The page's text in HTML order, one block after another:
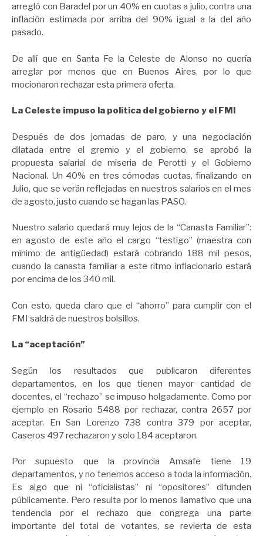
arregló con Baradel por un 40% en cuotas a julio, contra una
inflación estimada por arriba del 90% igual a la del año
pasado.
De allí que en Santa Fe la Celeste de Alonso no quería
arreglar por menos que en Buenos Aires, por lo que
mocionaron rechazar esta primera oferta.
La Celeste impuso la política del gobierno y el FMI
Después de dos jornadas de paro, y una negociación
dilatada entre el gremio y el gobierno, se aprobó la
propuesta salarial de miseria de Perotti y el Gobierno
Nacional. Un 40% en tres cómodas cuotas, finalizando en
Julio, que se verán reflejadas en nuestros salarios en el mes
de agosto, justo cuando se hagan las PASO.
Nuestro salario quedará muy lejos de la “Canasta Familiar”:
en agosto de este año el cargo “testigo” (maestra con
mínimo de antigüedad) estará cobrando 188 mil pesos,
cuando la canasta familiar a este ritmo inflacionario estará
por encima de los 340 mil.
Con esto, queda claro que el “ahorro” para cumplir con el
FMI saldrá de nuestros bolsillos.
La “aceptación”
Según los resultados que publicaron diferentes
departamentos, en los que tienen mayor cantidad de
docentes, el “rechazo” se impuso holgadamente. Como por
ejemplo en Rosario 5488 por rechazar, contra 2657 por
aceptar. En San Lorenzo 738 contra 379 por aceptar,
Caseros 497 rechazaron y solo 184 aceptaron.
Por supuesto que la provincia Amsafe tiene 19
departamentos, y no tenemos acceso a toda la información.
Es algo que ni “oficialistas” ni “opositores” difunden
públicamente. Pero resulta por lo menos llamativo que una
tendencia por el rechazo que congrega una parte
importante del total de votantes, se revierta de esta